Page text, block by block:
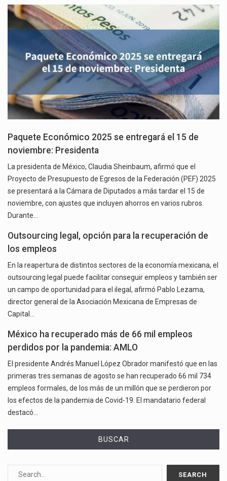
Paquete Económico 2025 se entregará el 15 de
noviembre: Presidenta
La presidenta de México, Claudia Sheinbaum, afirmó que el
Proyecto de Presupuesto de Egresos de la Federación (PEF) 2025
se presentará a la Cámara de Diputados a más tardar el 15 de
noviembre, con ajustes que incluyen ahorros en varios rubros.
Durante…
Outsourcing legal, opción para la recuperación de
los empleos
En la reapertura de distintos sectores de la economía mexicana, el
outsourcing legal puede facilitar conseguir empleos y también ser
un campo de oportunidad para el ilegal, afirmó Pablo Lezama,
director general de la Asociación Mexicana de Empresas de
Capital…
México ha recuperado más de 66 mil empleos
perdidos por la pandemia: AMLO
El presidente Andrés Manuel López Obrador manifestó que en las
primeras tres semanas de agosto se han recuperado 66 mil 734
empleos formales, de los más de un millón que se perdieron por
los efectos de la pandemia de Covid-19. El mandatario federal
destacó…
BUSCAR